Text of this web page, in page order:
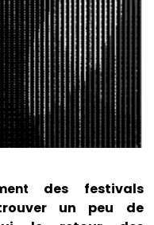
des festivals
un peu de